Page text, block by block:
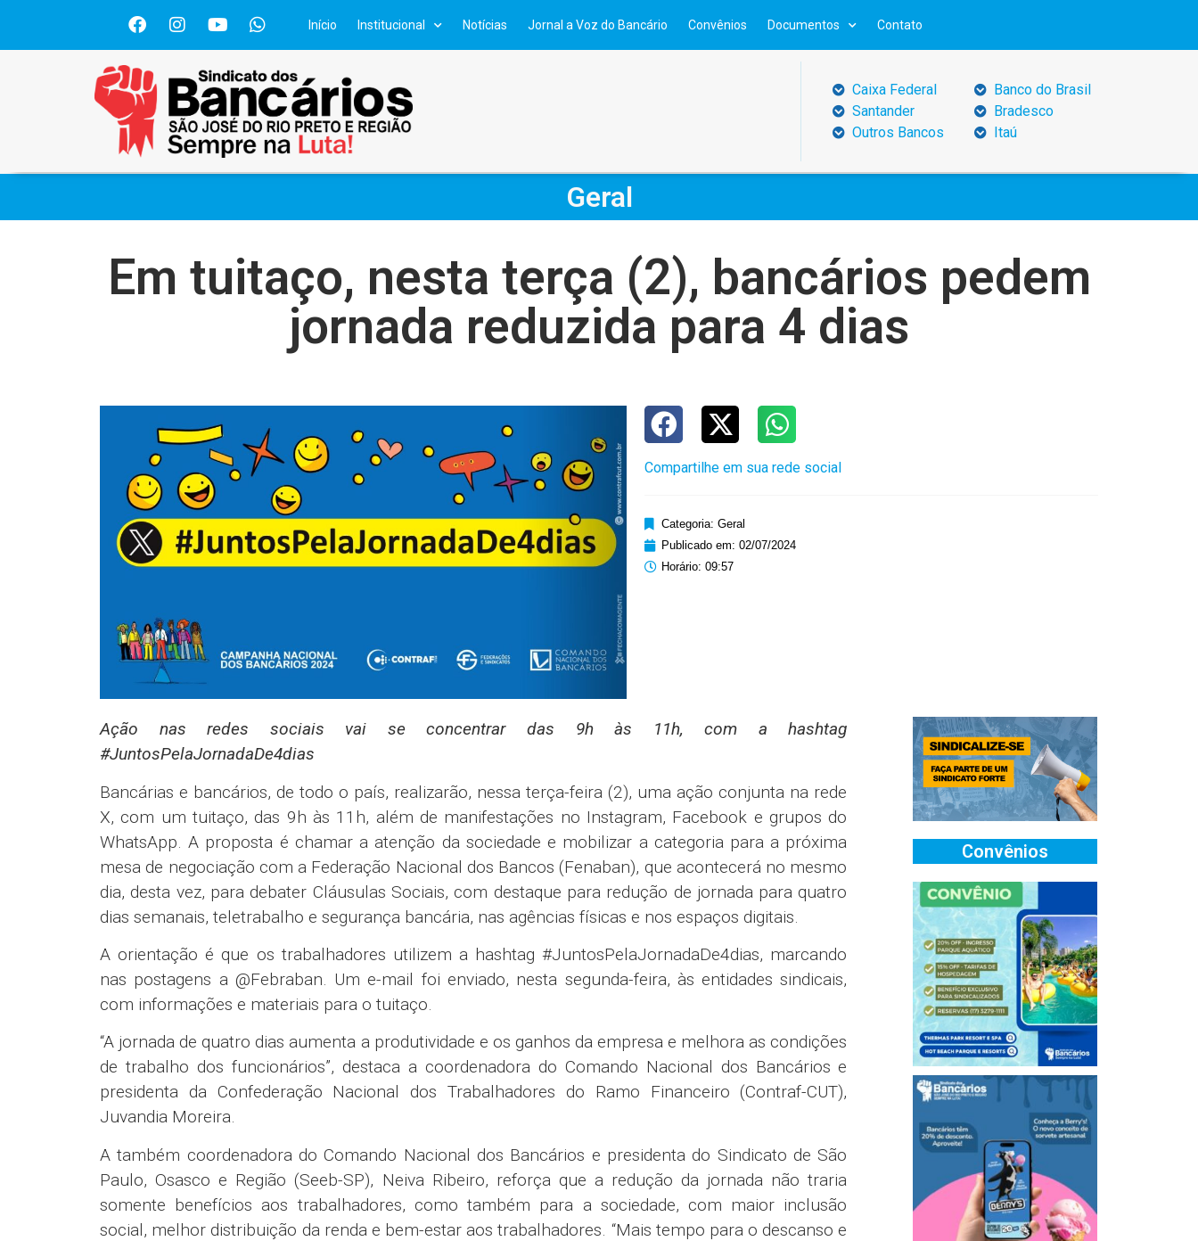
Início Institucional Notícias Jornal a Voz do Bancário Convênios Documentos Contato
Caixa Federal
Santander
Outros Bancos
Banco do Brasil
Bradesco
Itaú
Geral
Em tuitaço, nesta terça (2), bancários pedem
jornada reduzida para 4 dias
Compartilhe em sua rede social
Categoria: Geral
Publicado em: 02/07/2024
Horário: 09:57
Ação nas redes sociais vai se concentrar das 9h às 11h, com a hashtag
#JuntosPelaJornadaDe4dias
Bancárias e bancários, de todo o país, realizarão, nessa terça-feira (2), uma ação conjunta na rede
X, com um tuitaço, das 9h às 11h, além de manifestações no Instagram, Facebook e grupos do
WhatsApp. A proposta é chamar a atenção da sociedade e mobilizar a categoria para a próxima
mesa de negociação com a Federação Nacional dos Bancos (Fenaban), que acontecerá no mesmo
dia, desta vez, para debater Cláusulas Sociais, com destaque para redução de jornada para quatro
dias semanais, teletrabalho e segurança bancária, nas agências físicas e nos espaços digitais.
A orientação é que os trabalhadores utilizem a hashtag #JuntosPelaJornadaDe4dias, marcando
nas postagens a @Febraban. Um e-mail foi enviado, nesta segunda-feira, às entidades sindicais,
com informações e materiais para o tuitaço.
“A jornada de quatro dias aumenta a produtividade e os ganhos da empresa e melhora as condições
de trabalho dos funcionários”, destaca a coordenadora do Comando Nacional dos Bancários e
presidenta da Confederação Nacional dos Trabalhadores do Ramo Financeiro (Contraf-CUT),
Juvandia Moreira.
A também coordenadora do Comando Nacional dos Bancários e presidenta do Sindicato de São
Paulo, Osasco e Região (Seeb-SP), Neiva Ribeiro, reforça que a redução da jornada não traria
somente benefícios aos trabalhadores, como também para a sociedade, com maior inclusão
social, melhor distribuição da renda e bem-estar aos trabalhadores. “Mais tempo para o descanso e
Convênios